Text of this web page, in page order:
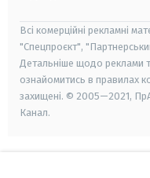
Всі комерційні рекламні
"Спецпроєкт",
Детальніше щодо реклами
ознайомитись в правилах
захищені. © 2005—2021,
Канал.